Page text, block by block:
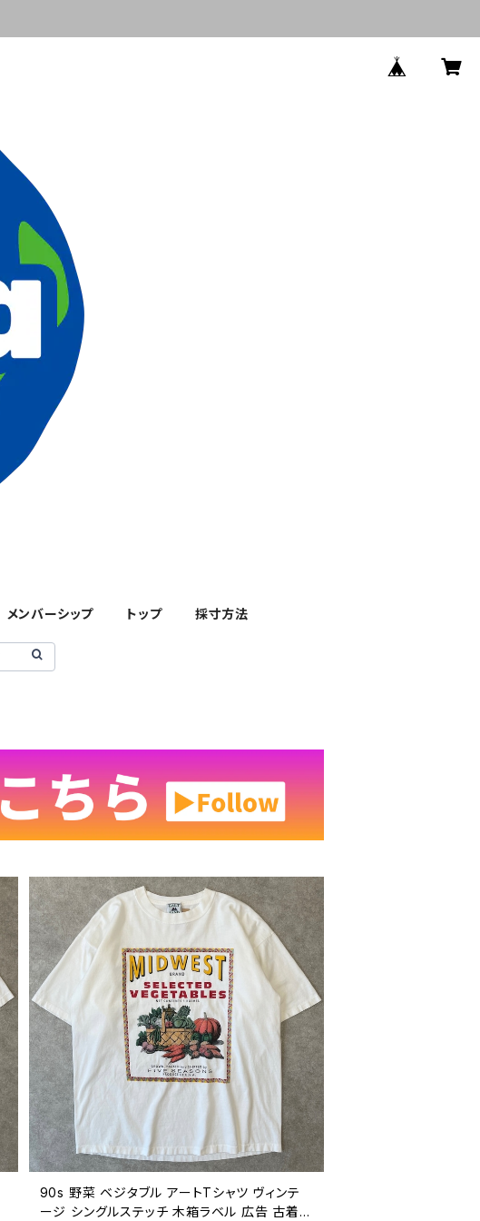
メンバーシップ トップ 採寸方法
90s 野菜 ベジタブル アートTシャツ ヴィンテ
ージ シングルステッチ 木箱ラベル 広告 古着